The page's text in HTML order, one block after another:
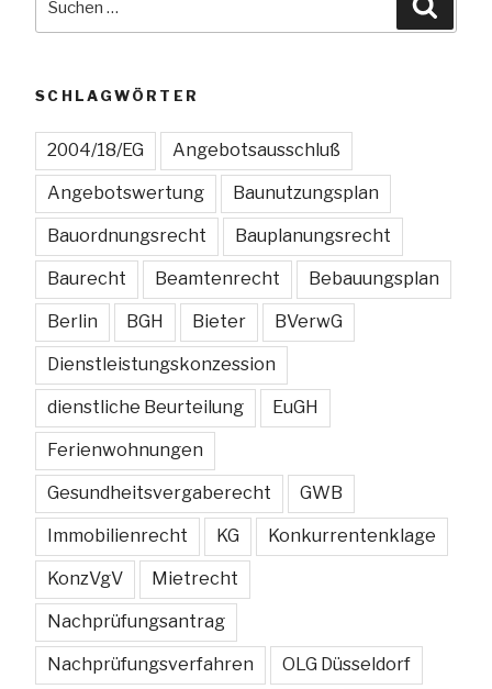
nach:
SCHLAGWÖRTER
2004/18/EG Angebotsausschluß
Angebotswertung Baunutzungsplan
Bauordnungsrecht Bauplanungsrecht
Baurecht Beamtenrecht Bebauungsplan
Berlin BGH Bieter BVerwG
Dienstleistungskonzession
dienstliche Beurteilung EuGH
Ferienwohnungen
Gesundheitsvergaberecht GWB
Immobilienrecht KG Konkurrentenklage
KonzVgV Mietrecht
Nachprüfungsantrag
Nachprüfungsverfahren OLG Düsseldorf